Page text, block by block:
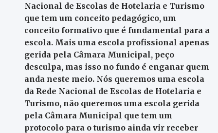
Nacional de Escolas de Hotelaria e Turismo
que tem um conceito pedagógico, um
conceito formativo que é fundamental para a
escola. Mais uma escola profissional apenas
gerida pela Câmara Municipal, peço
desculpa, mas isso no fundo é enganar quem
anda neste meio. Nós queremos uma escola
da Rede Nacional de Escolas de Hotelaria e
Turismo, não queremos uma escola gerida
pela Câmara Municipal que tem um
protocolo para o turismo ainda vir receber